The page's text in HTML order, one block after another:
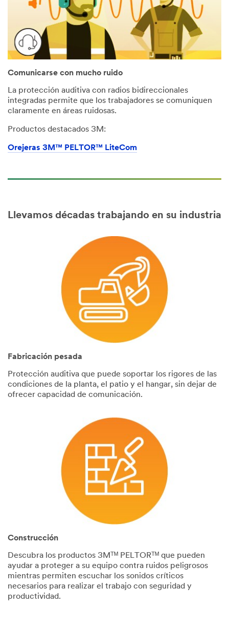
Comunicarse con mucho ruido
La protección auditiva con radios bidireccionales
integradas permite que los trabajadores se comuniquen
claramente en áreas ruidosas.
Productos destacados 3M:
Orejeras 3M™ PELTOR™ LiteCom
Llevamos décadas trabajando en su industria
Fabricación pesada
Protección auditiva que puede soportar los rigores de las
condiciones de la planta, el patio y el hangar, sin dejar de
ofrecer capacidad de comunicación.
Construcción
Descubra los productos 3Mᵀᴹ PELTORᵀᴹ que pueden
ayudar a proteger a su equipo contra ruidos peligrosos
mientras permiten escuchar los sonidos críticos
necesarios para realizar el trabajo con seguridad y
productividad.